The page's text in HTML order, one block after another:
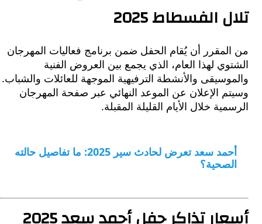
الفسطاط 2025
أن يُقام الحفل ضمن برنامج فعاليات المهرجان
لهذا العام، الذي يجمع بين العروض الفنية
والأنشطة الترفيهية الموجهة للعائلات والشباب.
الإعلان عن الموعد النهائي عبر صفحة المهرجان
خلال الأيام القليلة المقبلة.
أحمد سعد تعرض لحادث سير 2025: ما تفاصيل حالته